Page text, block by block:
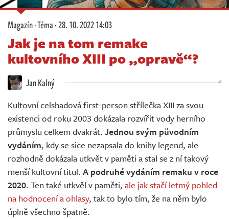
Komunita
Redakce
Živě
Magazín·Téma·28. 10. 2022 14:03
Jak je na tom remake
kultovního XIII po „opravě“?
Jan Kalný
Kultovní celshadová first-person střílečka XIII za svou
existenci od roku 2003 dokázala rozvířit vody herního
průmyslu celkem dvakrát. Jednou svým původním
vydáním, kdy se sice nezapsala do knihy legend, ale
rozhodně dokázala utkvět v paměti a stal se z ní takový
menší kultovní titul. A podruhé vydáním remaku v roce
2020. Ten také utkvěl v paměti, ale jak stačí letmý pohled
na hodnocení a ohlasy, tak to bylo tím, že na něm bylo
úplně všechno špatně.